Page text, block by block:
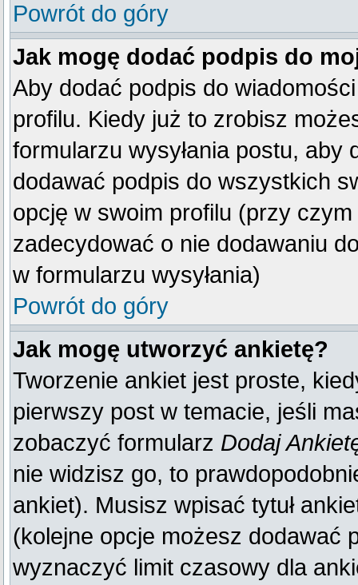
Powrót do góry
Jak mogę dodać podpis do
Aby dodać podpis do
profilu. Kiedy już to zrobisz
formularzu wysyłania postu,
dodawać podpis do wszystkich
opcję w swoim profilu (przy
zadecydować o nie dodawaniu
w formularzu wysyłania)
Powrót do góry
Jak mogę utworzyć ankietę?
Tworzenie ankiet jest proste,
pierwszy post w temacie, jeśli
zobaczyć formularz Dodaj
nie widzisz go, to
ankiet). Musisz wpisać tytuł
(kolejne opcje możesz dodawać
wyznaczyć limit czasowy dla